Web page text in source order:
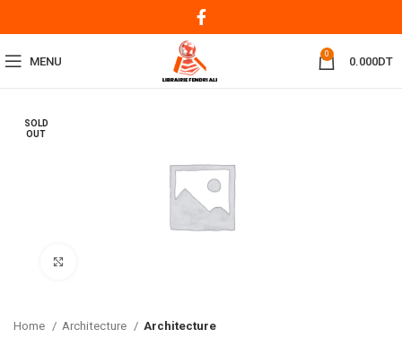
MENU
0
0.000DT
SOLD
OUT
Home Architecture Architecture